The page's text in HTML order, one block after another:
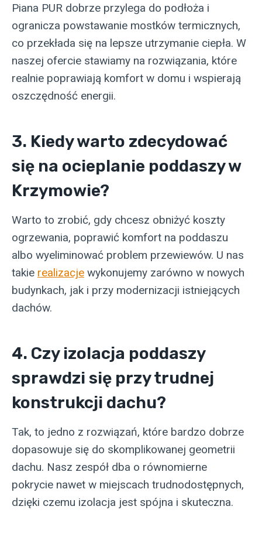
Piana PUR dobrze przylega do podłoża i
ogranicza powstawanie mostków termicznych,
co przekłada się na lepsze utrzymanie ciepła. W
naszej ofercie stawiamy na rozwiązania, które
realnie poprawiają komfort w domu i wspierają
oszczędność energii.
3. Kiedy warto zdecydować
się na ocieplanie poddaszy w
Krzymowie?
Warto to zrobić, gdy chcesz obniżyć koszty
ogrzewania, poprawić komfort na poddaszu
albo wyeliminować problem przewiewów. U nas
takie realizacje wykonujemy zarówno w nowych
budynkach, jak i przy modernizacji istniejących
dachów.
4. Czy izolacja poddaszy
sprawdzi się przy trudnej
konstrukcji dachu?
Tak, to jedno z rozwiązań, które bardzo dobrze
dopasowuje się do skomplikowanej geometrii
dachu. Nasz zespół dba o równomierne
pokrycie nawet w miejscach trudnodostępnych,
dzięki czemu izolacja jest spójna i skuteczna.